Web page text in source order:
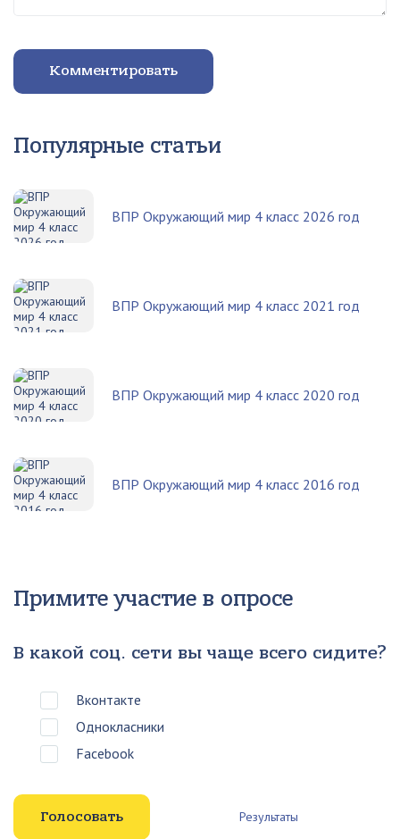
Комментировать
Популярные статьи
ВПР Окружающий мир 4 класс 2026 год
ВПР Окружающий мир 4 класс 2021 год
ВПР Окружающий мир 4 класс 2020 год
ВПР Окружающий мир 4 класс 2016 год
Примите участие в опросе
В какой соц. сети вы чаще всего сидите?
Вконтакте
Однокласники
Facebook
Результаты